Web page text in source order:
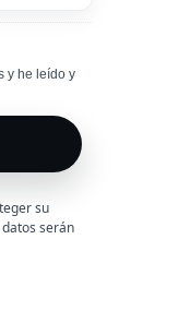
y he leído y
su
serán